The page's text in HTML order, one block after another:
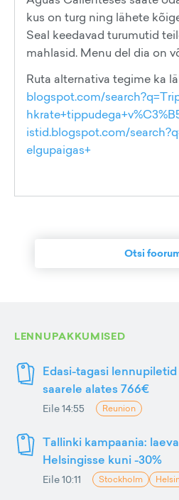
kus on turg ning lähete
Seal keedavad turumutid
mahlasid. Menu del dia on
Ruta alternativa tegime ka
blogspot.com/
istid.blogspot.com/
elgupaigas+
Otsi
LENNUPAKKUMISED
Edasi-tagasi
saarele alates 766€
Eile 14:55 Reunion
Tallinki kampaania:
Helsingisse kuni -30%
Eile 10:11 Stockholm